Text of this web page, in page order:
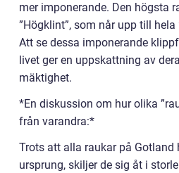
mer imponerande. Den högsta
”Högklint”, som når upp till
Att se dessa imponerande
livet ger en uppskattning av
mäktighet.
*En diskussion om hur olika
från varandra:*
Trots att alla raukar på Gotland
ursprung, skiljer de sig åt i